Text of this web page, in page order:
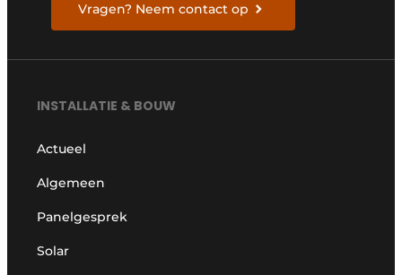
Vragen? Neem contact op
INSTALLATIE & BOUW
Actueel
Algemeen
Panelgesprek
Solar